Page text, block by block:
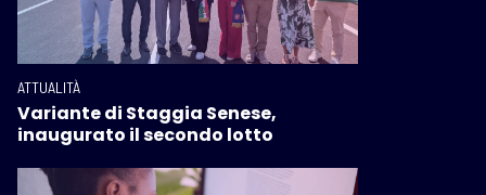
ATTUALITÀ
Variante di Staggia Senese,
inaugurato il secondo lotto